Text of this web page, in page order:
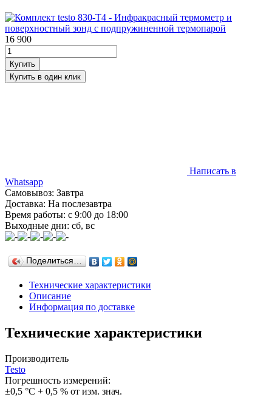
16 900
Написать в
Whatsapp
Самовывоз: Завтра
Доставка: На послезавтра
Время работы: с 9:00 до 18:00
Выходные дни: сб, вс
Поделиться…
Технические характеристики
Описание
Информация по доставке
Технические характеристики
Производитель
Testo
Погрешность измерений:
±0,5 °C + 0,5 % от изм. знач.